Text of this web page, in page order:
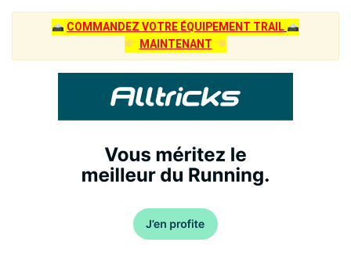
COMMANDEZ VOTRE ÉQUIPEMENT TRAIL
MAINTENANT